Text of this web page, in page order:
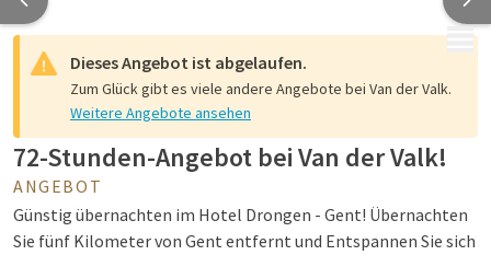
MENÜ
Dieses Angebot ist abgelaufen.
Zum Glück gibt es viele andere Angebote bei Van der Valk.
Weitere Angebote ansehen
72-Stunden-Angebot bei Van der Valk!
ANGEBOT
Günstig übernachten im Hotel Drongen - Gent! Übernachten
Sie fünf Kilometer von Gent entfernt und Entspannen Sie sich